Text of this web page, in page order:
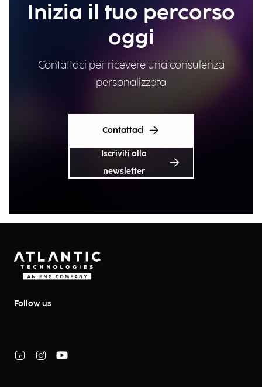
Inizia il tuo percorso
oggi
Contattaci per ricevere una consulenza
personalizzata
Contattaci
Iscriviti alla
newsletter
Follow us